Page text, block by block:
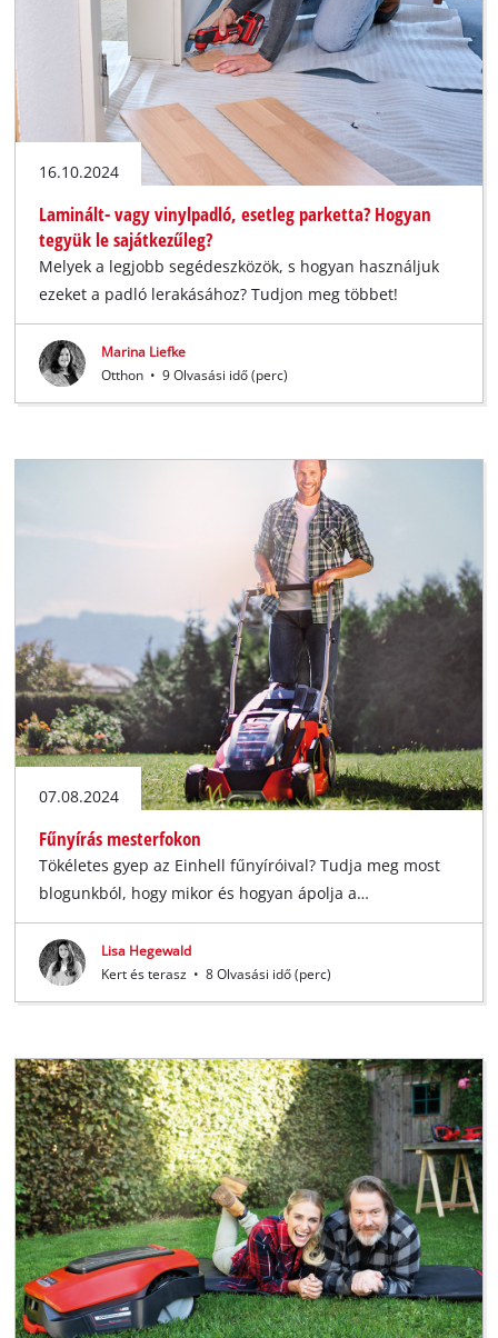
16.10.2024
Laminált- vagy vinylpadló, esetleg parketta? Hogyan
tegyük le sajátkezűleg?
Melyek a legjobb segédeszközök, s hogyan használjuk
ezeket a padló lerakásához? Tudjon meg többet!
Marina Liefke
Otthon • 9 Olvasási idő (perc)
07.08.2024
Fűnyírás mesterfokon
Tökéletes gyep az Einhell fűnyíróival? Tudja meg most
blogunkból, hogy mikor és hogyan ápolja a…
Lisa Hegewald
Kert és terasz • 8 Olvasási idő (perc)